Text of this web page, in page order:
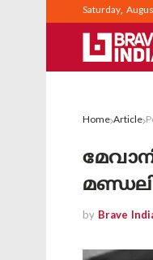
Saturday,
Home Article
by Brave